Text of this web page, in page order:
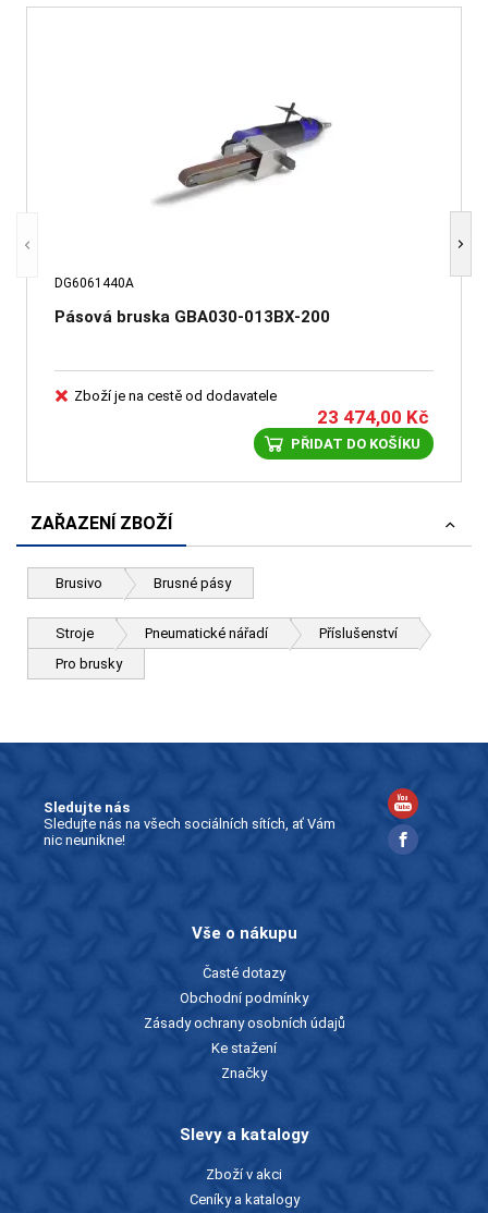
DG6061440A
Pásová bruska GBA030-013BX-200
Zboží je na cestě od dodavatele
23 474,00 Kč
PŘIDAT DO KOŠÍKU
ZAŘAZENÍ ZBOŽÍ
Brusivo Brusné pásy
Stroje Pneumatické nářadí
Příslušenství
Pro brusky
Sledujte nás
Sledujte nás na všech sociálních sítích, ať Vám
nic neunikne!
Vše o nákupu
Časté dotazy
Obchodní podmínky
Zásady ochrany osobních údajů
Ke stažení
Značky
Slevy a katalogy
Zboží v akci
Ceníky a katalogy